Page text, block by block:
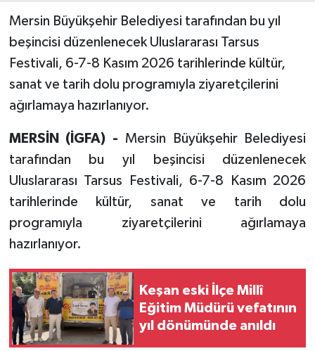
Mersin Büyükşehir Belediyesi tarafından bu yıl
beşincisi düzenlenecek Uluslararası Tarsus
Festivali, 6-7-8 Kasım 2026 tarihlerinde kültür,
sanat ve tarih dolu programıyla ziyaretçilerini
ağırlamaya hazırlanıyor.
MERSİN (İGFA) - Mersin Büyükşehir Belediyesi
tarafından bu yıl beşincisi düzenlenecek
Uluslararası Tarsus Festivali, 6-7-8 Kasım 2026
tarihlerinde kültür, sanat ve tarih dolu
programıyla ziyaretçilerini ağırlamaya
hazırlanıyor.
Keşan eski İlçe Millî
Eğitim Müdürü vefatının
yıl dönümünde anıldı